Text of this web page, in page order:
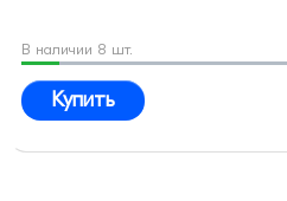
В наличии 8 шт.
Купить